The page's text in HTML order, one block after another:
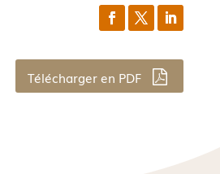
Télécharger en PDF